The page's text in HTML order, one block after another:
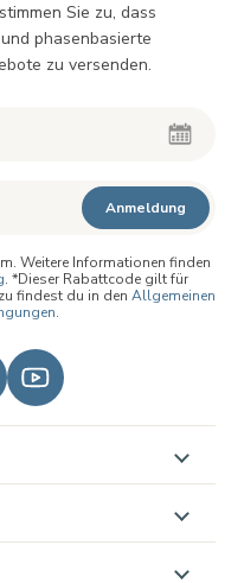
Sie zu, dass
phasenbasierte
zu versenden.
Anmeldung
Weitere Informationen finden
. *Dieser Rabattcode gilt für
findest du in den Allgemeinen
.